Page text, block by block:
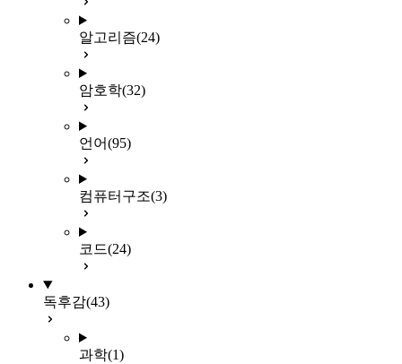
알고리즘(24)
암호학(32)
언어(95)
컴퓨터구조(3)
코드(24)
독후감(43)
과학(1)